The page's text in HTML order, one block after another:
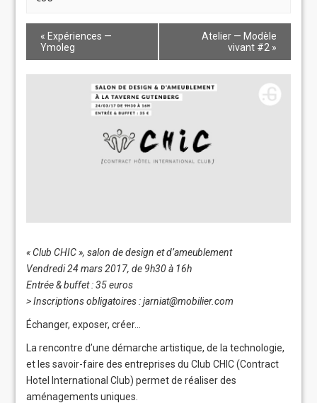
« Expériences —
Ymoleg
Atelier — Modèle
vivant #2 »
« Club CHIC », salon de design et d’ameublement
Vendredi 24 mars 2017, de 9h30 à 16h
Entrée & buffet : 35 euros
> Inscriptions obligatoires :jarniat@mobilier.com
Échanger, exposer, créer…
La rencontre d’une démarche artistique, de la technologie,
et les savoir-faire des entreprises duClub CHIC(Contract
Hotel International Club) permet de réaliser des
aménagements uniques.